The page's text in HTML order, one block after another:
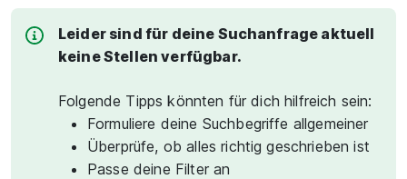
Leider sind für deine Suchanfrage aktuell
keine Stellen verfügbar.
Folgende Tipps könnten für dich hilfreich sein:
Formuliere deine Suchbegriffe allgemeiner
Überprüfe, ob alles richtig geschrieben ist
Passe deine Filter an